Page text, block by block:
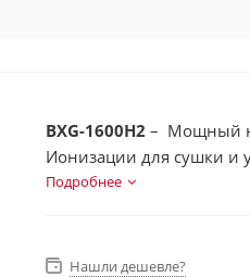
BXG-1600Н2 – Мощный
Ионизации для сушки и
номерных фондах
Подробнее
Нашли дешевле?